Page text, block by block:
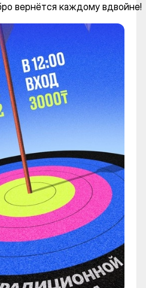
вернётся каждому вдвойне!